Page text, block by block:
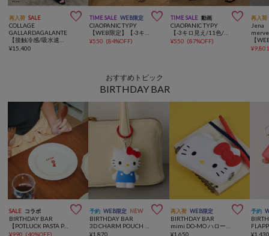
再入荷 SALE 
COLLAGE
GALLARDAGALANTE
¥15,400
TIME SALE WEB限定 
CIAOPANIC TYPY
¥550 (84%OFF)
TIME SALE 動画 
CIAOPANIC TYPY
【-3キロ見え/11色/低身長・高身長対応】すっきりシルエットリブパンツ
¥550 (87%OFF)
再入荷
Jena
¥
おすすめトピック
BIRTHDAY BAR
SALE コラボ 
BIRTHDAY BAR
【POTLUCK PASTA PARTY】リムプレートS
¥990 (40%OFF)
予約 WEB限定 NEW 
BIRTHDAY BAR
¥1,870
再入荷 WEB限定 
BIRTHDAY BAR
¥1,650
予約
¥